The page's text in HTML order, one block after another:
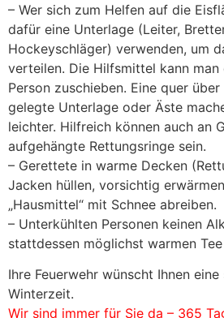
– Wer sich zum Helfen auf die
dafür eine Unterlage (Leiter,
Hockeyschläger) verwenden, um
verteilen. Die Hilfsmittel kann man
Person zuschieben. Eine quer
gelegte Unterlage oder Äste
leichter. Hilfreich können auch an
aufgehängte Rettungsringe sein.
– Gerettete in warme Decken
Jacken hüllen, vorsichtig
„Hausmittel“ mit Schnee abreiben.
– Unterkühlten Personen keinen
stattdessen möglichst warmen
Ihre Feuerwehr wünscht Ihnen
Winterzeit.
Wir sind immer für Sie da – 365